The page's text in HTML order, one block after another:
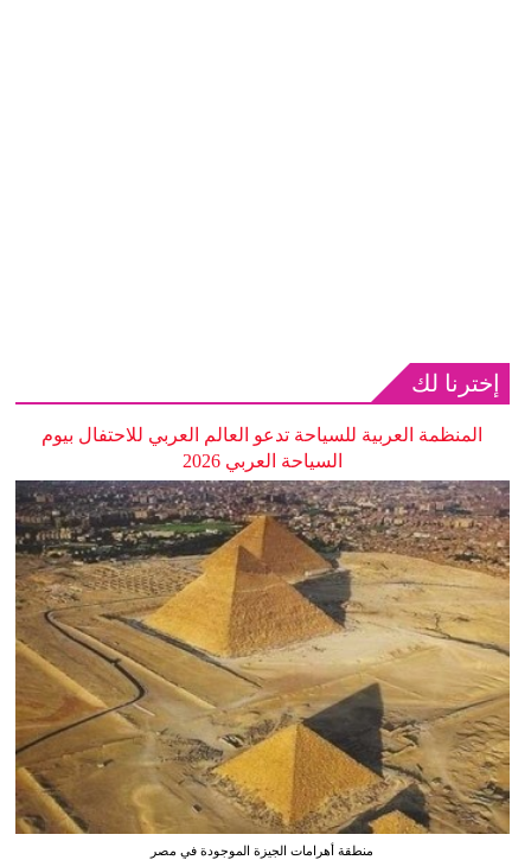
إخترنا لك
المنظمة العربية للسياحة تدعو العالم العربي للاحتفال بيوم
السياحة العربي 2026
منطقة أهرامات الجيزة الموجودة في مصر